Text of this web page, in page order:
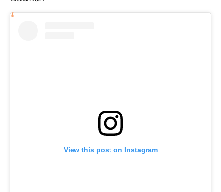
View this post on Instagram